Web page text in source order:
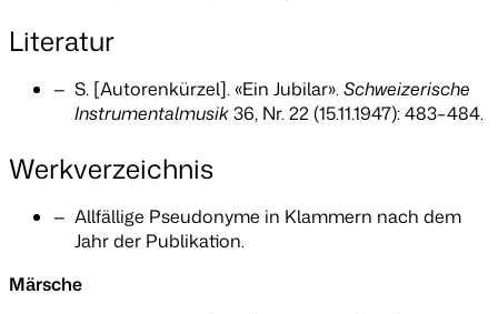
Literatur
S. [Autorenkürzel]. «Ein Jubilar».Schweizerische
Instrumentalmusik36, Nr. 22 (15.11.1947): 483–484.
Werkverzeichnis
Allfällige Pseudonyme in Klammern nach dem
Jahr der Publikation.
Märsche